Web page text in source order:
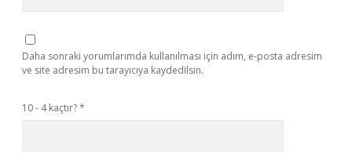
Daha sonraki yorumlarımda kullanılması için adım, e-posta adresim
ve site adresim bu tarayıcıya kaydedilsin.
10 - 4 kaçtır?*